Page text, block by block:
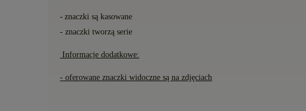
- znaczki są kasowane
- znaczki tworzą serie
Informacje dodatkowe:
- oferowane znaczki widoczne są na zdjęciach